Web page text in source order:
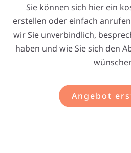
Sie können sich hier ein
erstellen oder einfach
wir Sie unverbindlich,
haben und wie Sie sich den
Angebot